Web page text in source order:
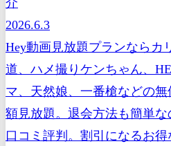
2026.6.3
Hey動画見放題プランならカ
道、ハメ撮りケンちゃん、
マ、天然娘、一番槍などの
額見放題。退会方法も簡単
口コミ評判。割引になるお